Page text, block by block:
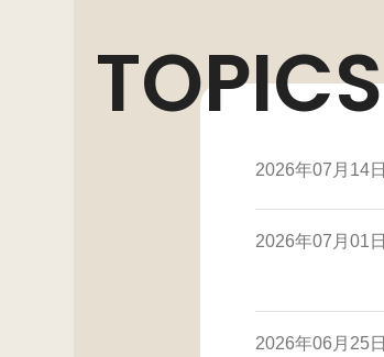
TOPICS
2026年07月14日
2026年07月01日
2026年06月25日